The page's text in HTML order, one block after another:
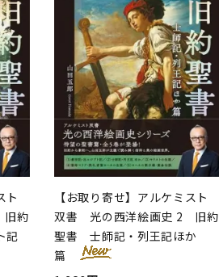
ト
約
記
【お取り寄せ】アルケミスト
双書 光の西洋絵画史 2 旧約
聖書 士師記・列王記ほか
篇